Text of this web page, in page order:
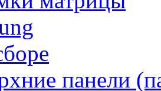
панели